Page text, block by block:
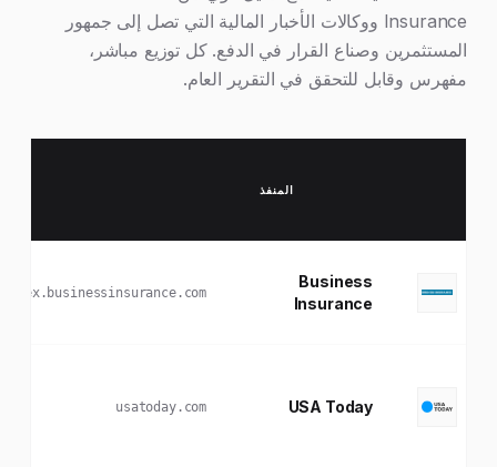
Insurance ووكالات الأخبار المالية التي تصل إلى جمهور
المستثمرين وصناع القرار في الدفع. كل توزيع مباشر،
مفهرس وقابل للتحقق في التقرير العام.
المنفذ
Business
Insurance
index.businessinsurance.com
USA Today
usatoday.com